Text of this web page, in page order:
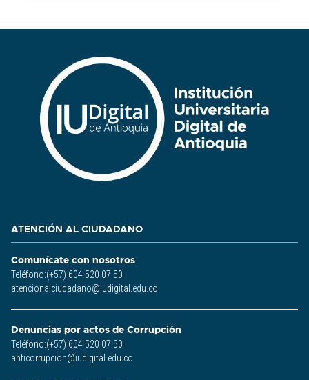
ATENCIÓN AL CIUDADANO
Comunícate con nosotros
Teléfono:(+57) 604 520 07 50
atencionalciudadano@iudigital.edu.co
Denuncias por actos de Corrupción
Teléfono:(+57) 604 520 07 50
anticorrupcion@iudigital.edu.co